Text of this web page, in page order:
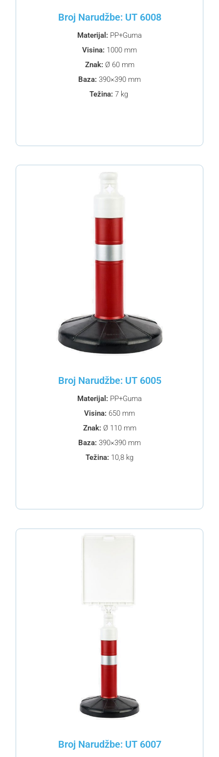
Broj Narudžbe: UT 6008
Materijal: PP+Guma
Visina: 1000 mm
Znak: Ø 60 mm
Baza: 390×390 mm
Težina: 7 kg
Broj Narudžbe: UT 6005
Materijal: PP+Guma
Visina: 650 mm
Znak: Ø 110 mm
Baza: 390×390 mm
Težina: 10,8 kg
Broj Narudžbe: UT 6007